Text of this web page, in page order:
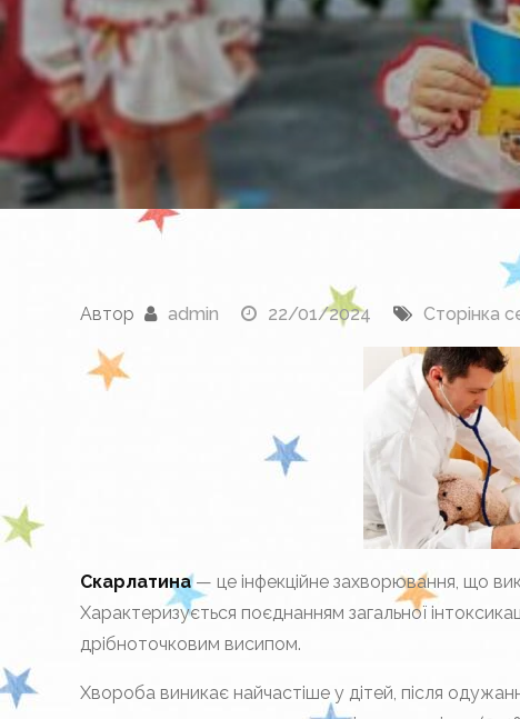
Автор admin 22/01/2024 Сторінка
Скарлатина— це інфекційне захворювання, що
Характеризується поєднанням загальної
дрібноточковим висипом.
Хвороба виникає найчастіше у дітей, після